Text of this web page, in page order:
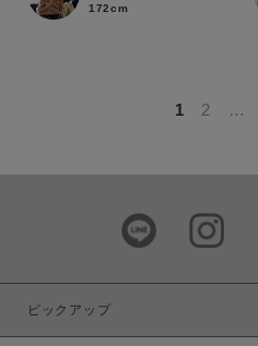
172cm
1 2 …
ピックアップ